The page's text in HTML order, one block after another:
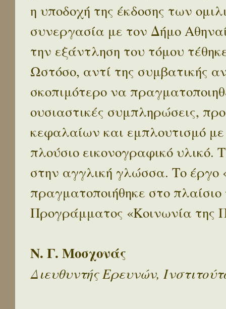
η υποδοχή της έκδοσης των
συνεργασία με τον Δήμο
την εξάντληση του τόμου
Ωστόσο, αντί της συμβατικής
σκοπιμότερο να
ουσιαστικές συμπληρώσεις,
κεφαλαίων και εμπλουτισμό
πλούσιο εικονογραφικό
στην αγγλική γλώσσα. Το
πραγματοποιήθηκε στο
Προγράμματος «Κοινωνία της
Ν. Γ. Μοσχονάς
Διευθυντής Ερευνών,